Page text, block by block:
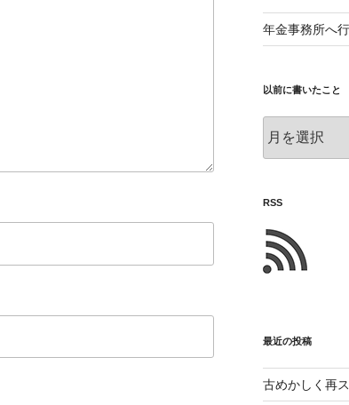
年金事務所へ
以前に書いたこと
前
い
こ
と
RSS
最近の投稿
古めかしく再